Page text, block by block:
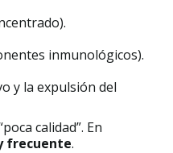
inmunológicos).
y la expulsión del
calidad”. En
frecuente.